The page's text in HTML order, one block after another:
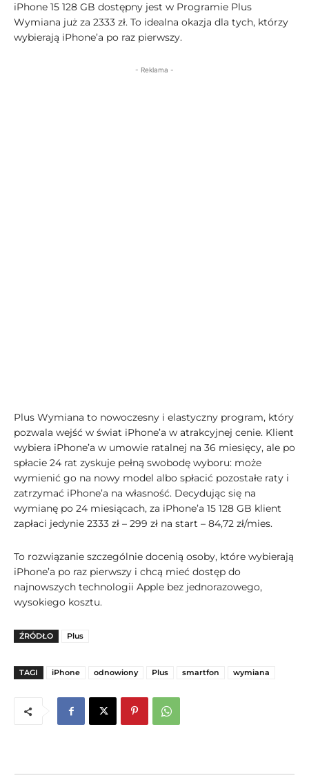
iPhone 15 128 GB dostępny jest w Programie Plus
Wymiana już za 2333 zł. To idealna okazja dla tych, którzy
wybierają iPhone’a po raz pierwszy.
- Reklama -
Plus Wymiana to nowoczesny i elastyczny program, który
pozwala wejść w świat iPhone’a w atrakcyjnej cenie. Klient
wybiera iPhone’a w umowie ratalnej na 36 miesięcy, ale po
spłacie 24 rat zyskuje pełną swobodę wyboru: może
wymienić go na nowy model albo spłacić pozostałe raty i
zatrzymać iPhone’a na własność. Decydując się na
wymianę po 24 miesiącach, za iPhone’a 15 128 GB klient
zapłaci jedynie 2333 zł – 299 zł na start – 84,72 zł/mies.
To rozwiązanie szczególnie docenią osoby, które wybierają
iPhone’a po raz pierwszy i chcą mieć dostęp do
najnowszych technologii Apple bez jednorazowego,
wysokiego kosztu.
ŹRÓDŁO Plus
TAGI iPhone odnowiony Plus smartfon wymiana